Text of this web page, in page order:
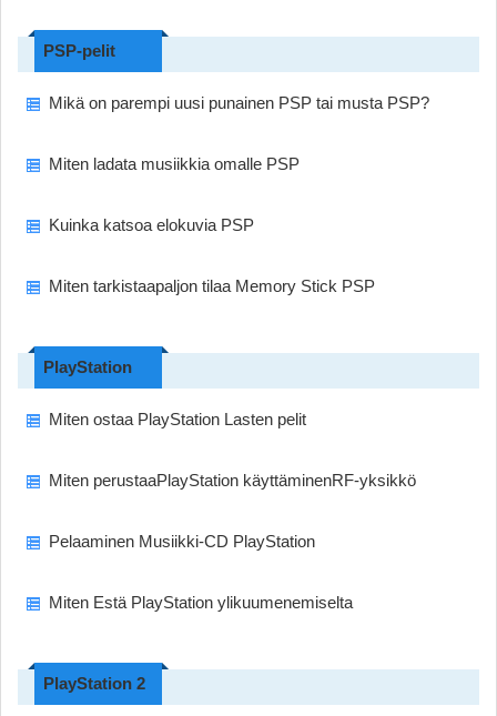
PSP-pelit
Mikä on parempi uusi punainen PSP tai musta PSP?
Miten ladata musiikkia omalle PSP
Kuinka katsoa elokuvia PSP
Miten tarkistaapaljon tilaa Memory Stick PSP
PlayStation
Miten ostaa PlayStation Lasten pelit
Miten perustaaPlayStation käyttäminenRF-yksikkö
Pelaaminen Musiikki-CD PlayStation
Miten Estä PlayStation ylikuumenemiselta
PlayStation 2